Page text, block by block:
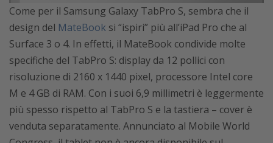
Come per il Samsung Galaxy TabPro S, sembra che il
design del MateBook si “ispiri” più all’iPad Pro che al
Surface 3 o 4. In effetti, il MateBook condivide molte
specifiche del TabPro S: display da 12 pollici con
risoluzione di 2160 x 1440 pixel, processore Intel core
M e 4 GB di RAM. Con i suoi 6,9 millimetri è leggermente
più spesso rispetto al TabPro S e la tastiera – cover è
venduta separatamente. Annunciato al Mobile World